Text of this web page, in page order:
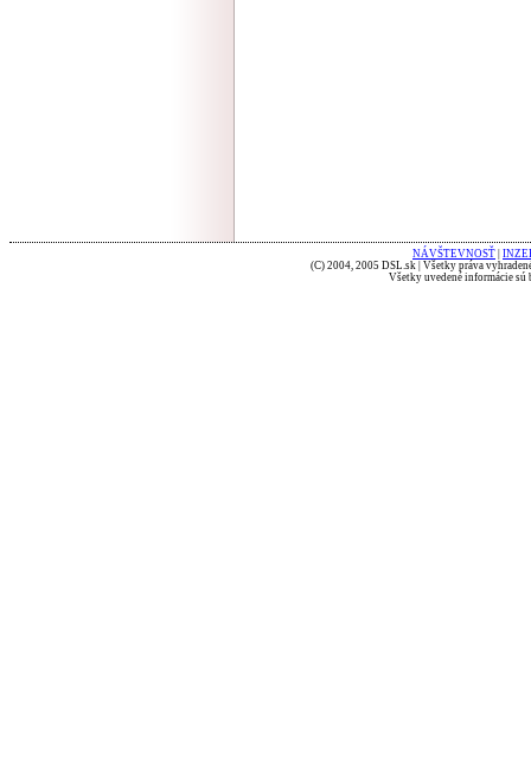
NÁVŠTEVNOSŤ
(C) 2004, 2005 DSL.sk | Všetky práva
Všetky uvedené informácie sú